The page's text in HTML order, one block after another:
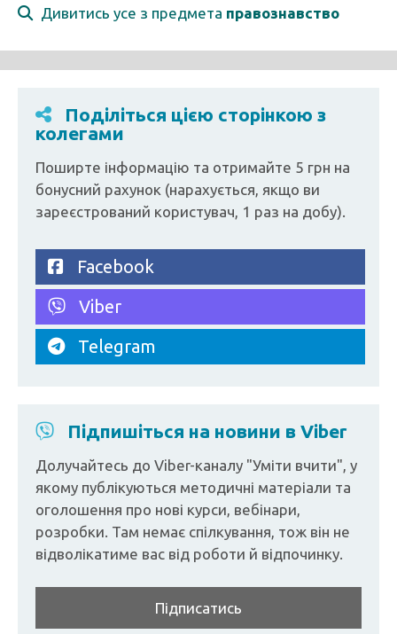
Дивитись усе з предмета правознавство
Поділіться цією сторінкою з
колегами
Поширте інформацію та отримайте 5 грн на
бонусний рахунок (нарахується, якщо ви
зареєстрований користувач, 1 раз на добу).
Facebook
Viber
Telegram
Підпишіться на новини в Viber
Долучайтесь до Viber-каналу "Уміти вчити", у
якому публікуються методичні матеріали та
оголошення про нові курси, вебінари,
розробки. Там немає спілкування, тож він не
відволікатиме вас від роботи й відпочинку.
Підписатись